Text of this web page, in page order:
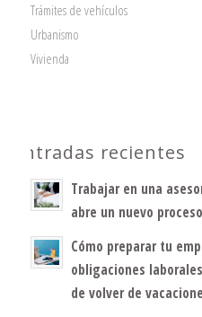
Trámites de vehículos
Urbanismo
Vivienda
Entradas recientes
Trabajar en una
abre un nuevo
Cómo preparar tu
obligaciones
de volver de